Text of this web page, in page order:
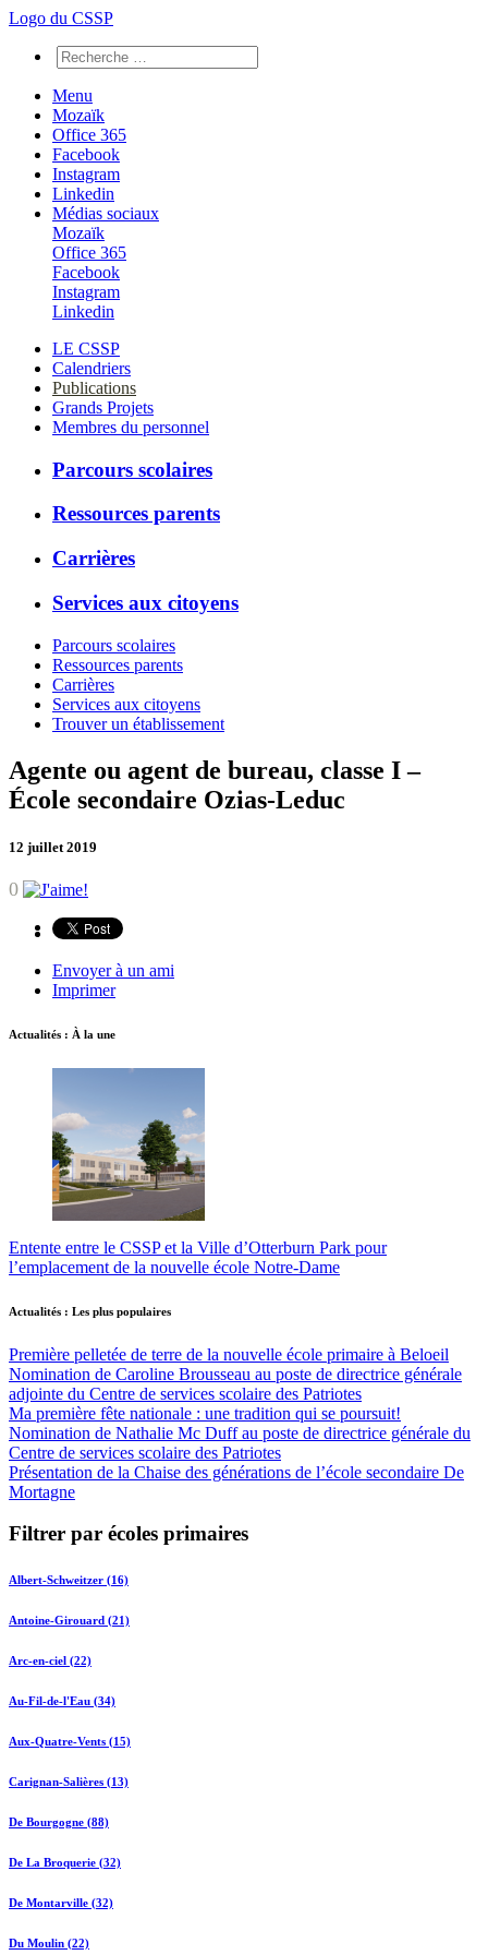
Logo du CSSP
Menu
Mozaïk
Office 365
Facebook
Instagram
Linkedin
Médias sociaux
Mozaïk
Office 365
Facebook
Instagram
Linkedin
LE CSSP
Calendriers
Publications
Grands Projets
Membres du personnel
Parcours scolaires
Ressources parents
Carrières
Services aux citoyens
Parcours scolaires
Ressources parents
Carrières
Services aux citoyens
Trouver un établissement
Agente ou agent de bureau, classe I –
École secondaire Ozias-Leduc
12 juillet 2019
0
Envoyer à un ami
Imprimer
Actualités : À la une
Entente entre le CSSP et la Ville d’Otterburn Park pour
l’emplacement de la nouvelle école Notre-Dame
Actualités : Les plus populaires
Première pelletée de terre de la nouvelle école primaire à Beloeil
Nomination de Caroline Brousseau au poste de directrice générale
adjointe du Centre de services scolaire des Patriotes
Ma première fête nationale : une tradition qui se poursuit!
Nomination de Nathalie Mc Duff au poste de directrice générale du
Centre de services scolaire des Patriotes
Présentation de la Chaise des générations de l’école secondaire De
Mortagne
Filtrer par écoles primaires
Albert-Schweitzer (16)
Antoine-Girouard (21)
Arc-en-ciel (22)
Au-Fil-de-l'Eau (34)
Aux-Quatre-Vents (15)
Carignan-Salières (13)
De Bourgogne (88)
De La Broquerie (32)
De Montarville (32)
Du Moulin (22)